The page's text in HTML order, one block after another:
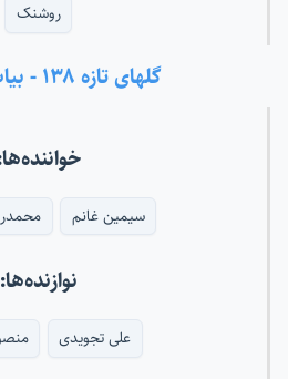
روشنک
گلهای تازه ۱۳۸ - بیات اصفهان
سیمین غانم
نوازنده‌ها:
علی تجویدی